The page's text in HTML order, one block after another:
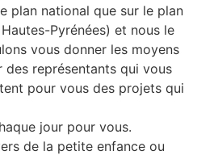
plan national que sur le plan
Pyrénées) et nous le
vous donner les moyens
des représentants qui vous
pour vous des projets qui
jour pour vous.
de la petite enfance ou